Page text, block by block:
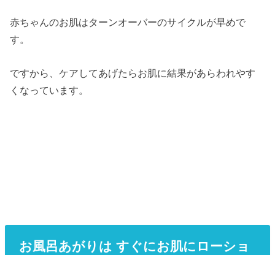
赤ちゃんのお肌はターンオーバーのサイクルが早めで
す。
ですから、ケアしてあげたらお肌に結果があらわれやす
くなっています。
お風呂あがりは すぐにお肌にローショ